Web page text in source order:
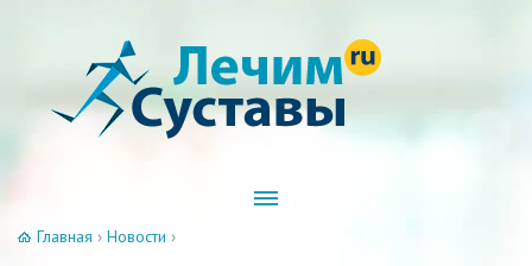
Главная › Новости ›